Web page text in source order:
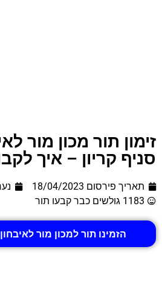
זימון תור מכון מור
סניף קריון – איך
תאריך פירסום 18/04/2023
1183 גולשים כבר קבעו תור
הזמינו תור למכון מור